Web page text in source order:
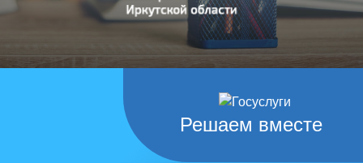
Решаем вместе